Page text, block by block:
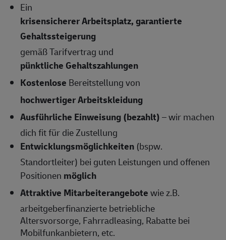
Ein
krisensicherer Arbeitsplatz, garantierte
Gehaltssteigerung
gemäß Tarifvertrag und
pünktliche Gehaltszahlungen
Kostenlose Bereitstellung von
hochwertiger Arbeitskleidung
Ausführliche Einweisung (bezahlt)– wir machen
dich fit für die Zustellung
Entwicklungsmöglichkeiten (bspw.
Standortleiter) bei guten Leistungen und offenen
Positionen möglich
Attraktive Mitarbeiterangebotewie z.B.
arbeitgeberfinanzierte betriebliche
Altersvorsorge, Fahrradleasing, Rabatte bei
Mobilfunkanbietern, etc.